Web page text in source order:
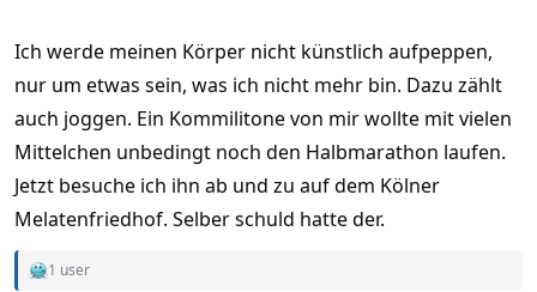
Ich werde meinen Körper nicht künstlich aufpeppen,
nur um etwas sein, was ich nicht mehr bin. Dazu zählt
auch joggen. Ein Kommilitone von mir wollte mit vielen
Mittelchen unbedingt noch den Halbmarathon laufen.
Jetzt besuche ich ihn ab und zu auf dem Kölner
Melatenfriedhof. Selber schuld hatte der.
R
1 user